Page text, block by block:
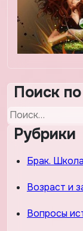
Поиск
Найти:
Рубрики
Брак.
Возраст и
Вопросы